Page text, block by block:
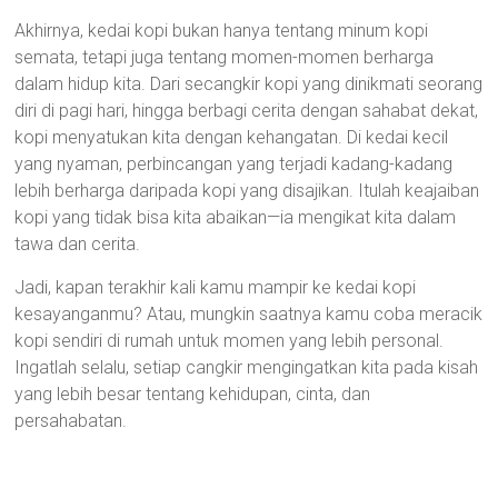
Akhirnya, kedai kopi bukan hanya tentang minum kopi
semata, tetapi juga tentang momen-momen berharga
dalam hidup kita. Dari secangkir kopi yang dinikmati seorang
diri di pagi hari, hingga berbagi cerita dengan sahabat dekat,
kopi menyatukan kita dengan kehangatan. Di kedai kecil
yang nyaman, perbincangan yang terjadi kadang-kadang
lebih berharga daripada kopi yang disajikan. Itulah keajaiban
kopi yang tidak bisa kita abaikan—ia mengikat kita dalam
tawa dan cerita.
Jadi, kapan terakhir kali kamu mampir ke kedai kopi
kesayanganmu? Atau, mungkin saatnya kamu coba meracik
kopi sendiri di rumah untuk momen yang lebih personal.
Ingatlah selalu, setiap cangkir mengingatkan kita pada kisah
yang lebih besar tentang kehidupan, cinta, dan
persahabatan.